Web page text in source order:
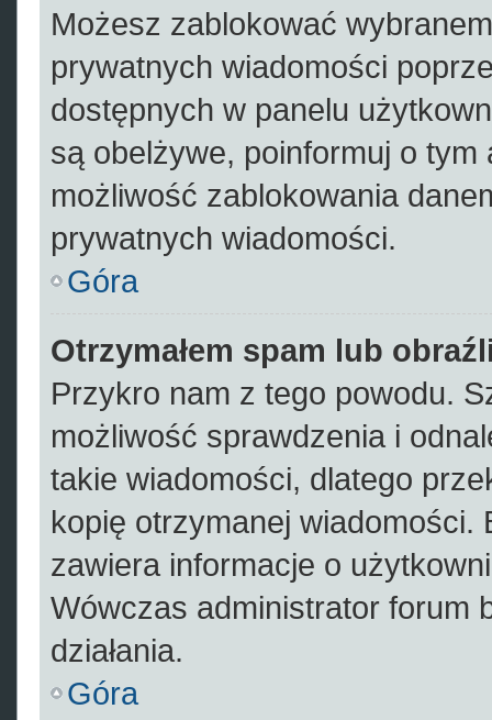
Możesz zablokować
prywatnych wiadomości
dostępnych w panelu
są obelżywe, poinformuj o
możliwość zablokowania
prywatnych wiadomości.
Góra
Otrzymałem spam lub
Przykro nam z tego powodu.
możliwość sprawdzenia i
takie wiadomości, dlatego
kopię otrzymanej wiadomości.
zawiera informacje o
Wówczas administrator forum
działania.
Góra